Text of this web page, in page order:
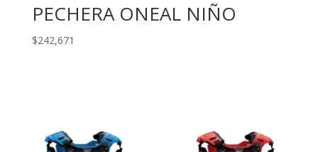
PECHERA ONEAL NIÑO
$242,671